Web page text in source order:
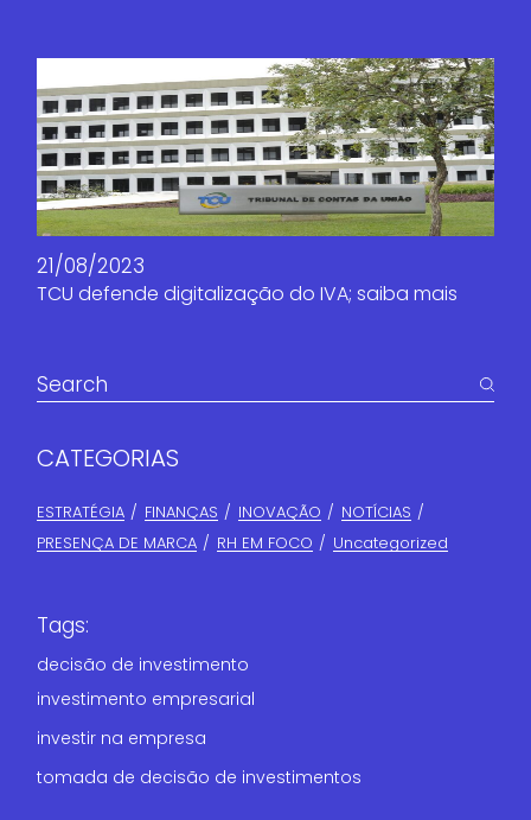
21/08/2023
TCU defende digitalização do IVA; saiba mais
CATEGORIAS
ESTRATÉGIA FINANÇAS​ INOVAÇÃO
NOTÍCIAS
PRESENÇA DE MARCA
RH EM FOCO Uncategorized
Tags:
decisão de investimento
investimento empresarial
investir na empresa
tomada de decisão de investimentos